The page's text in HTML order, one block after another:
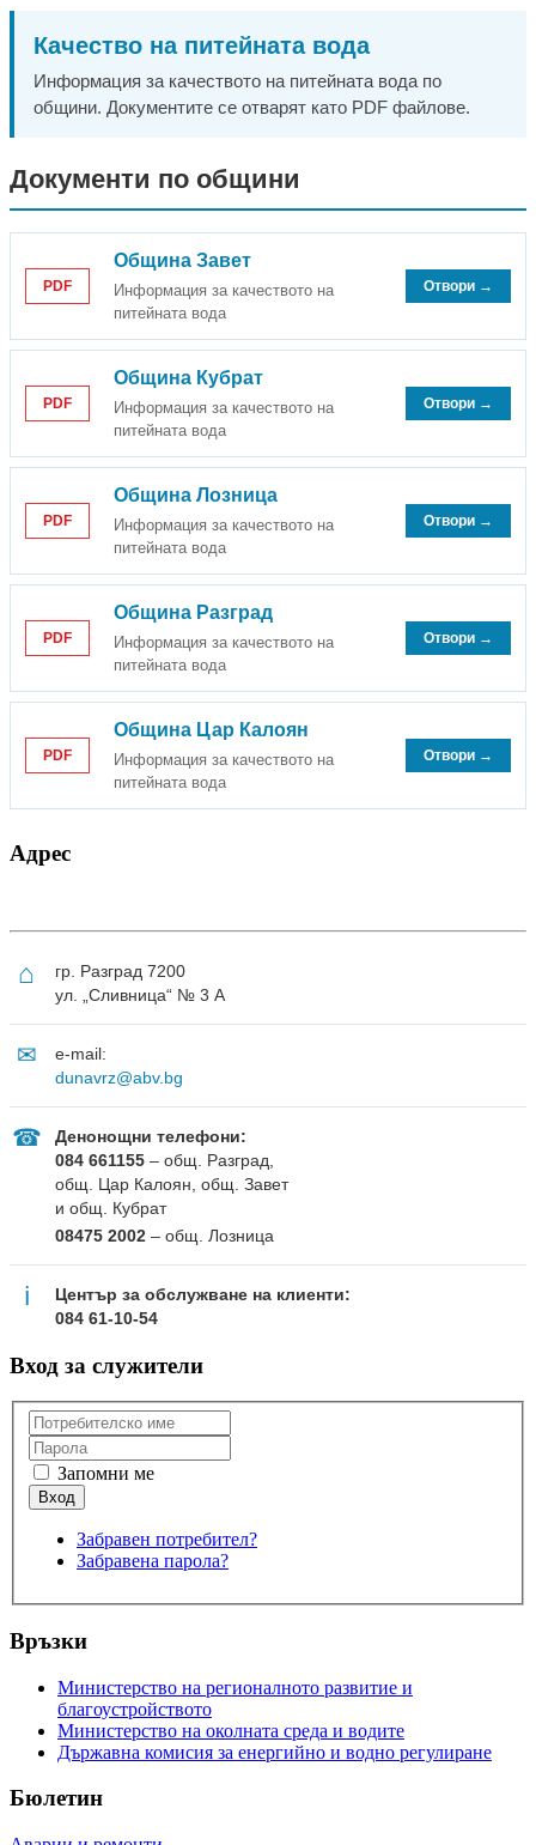
Качество на питейната вода
Информация за качеството на питейната вода по
общини. Документите се отварят като PDF файлове.
Документи по общини
PDF
Община Завет
Информация за качеството на
питейната вода
Отвори →
PDF
Община Кубрат
Информация за качеството на
питейната вода
Отвори →
PDF
Община Лозница
Информация за качеството на
питейната вода
Отвори →
PDF
Община Разград
Информация за качеството на
питейната вода
Отвори →
PDF
Община Цар Калоян
Информация за качеството на
питейната вода
Отвори →
Адрес
⌂
гр. Разград 7200
ул. „Сливница“ № 3 А
✉
e-mail:
dunavrz@abv.bg
☎
Денонощни телефони:
084 661155 – общ. Разград,
общ. Цар Калоян, общ. Завет
и общ. Кубрат
08475 2002 – общ. Лозница
ℹ
Център за обслужване на клиенти:
084 61-10-54
Вход за служители
Запомни ме
Забравен потребител?
Забравена парола?
Връзки
Министерство на регионалното развитие и
благоустройството
Министерство на околната среда и водите
Държавна комисия за енергийно и водно регулиране
Бюлетин